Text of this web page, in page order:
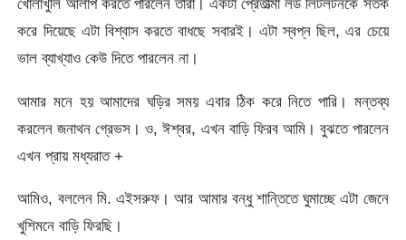
খোলাখুলি আলাপ করতে পারলেন তাঁরা। একটা প্রেতাত্মা লর্ড লিটলটনকে সতর্ক
করে দিয়েছে এটা বিশ্বাস করতে বাধছে সবারই। এটা স্বপ্ন ছিল, এর চেয়ে
ভাল ব্যাখ্যাও কেউ দিতে পারলেন না।
আমার মনে হয় আমাদের ঘড়ির সময় এবার ঠিক করে নিতে পারি। মন্তব্য
করলেন জনাথন গ্রেভস। ও, ঈশ্বর, এখন বাড়ি ফিরব আমি। বুঝতে পারলেন
এখন প্রায় মধ্যরাত +
আমিও, বললেন মি. এইসরুফ। আর আমার বন্ধু শান্তিতে ঘুমাচ্ছে এটা জেনে
খুশিমনে বাড়ি ফিরছি।